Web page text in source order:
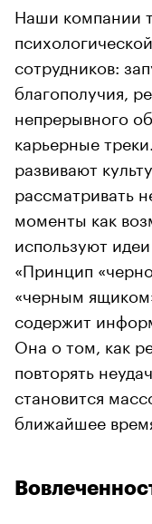
Наши компании
сотрудников:
благополучия,
непрерывного
карьерные
развивают
рассматривать
моменты как
используют
«Принцип
«черным
содержит
Она о том, как
повторять
становится
ближайшее